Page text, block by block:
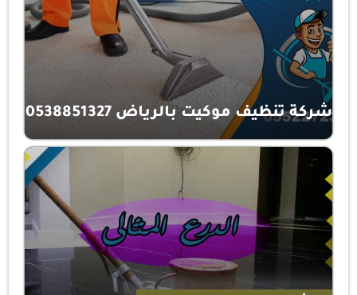
شركة تنظيف موكيت بالرياض 0538851327